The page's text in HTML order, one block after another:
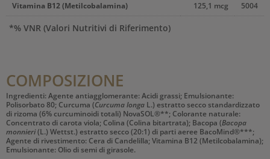
Vitamina B12 (Metilcobalamina)
125,1 mcg 5004
*% VNR (Valori Nutritivi di Riferimento)
COMPOSIZIONE
Ingredienti: Agente antiagglomerante: Acidi grassi; Emulsionante:
Polisorbato 80; Curcuma (Curcuma longa L.) estratto secco standardizzato
di rizoma (6% curcuminoidi totali) NovaSOL®**; Colorante naturale:
Concentrato di carota viola; Colina (Colina bitartrata); Bacopa (Bacopa
monnieri(L.) Wettst.) estratto secco (20:1) di parti aeree BacoMind®***;
Agente di rivestimento: Cera di Candelilla; Vitamina B12 (Metilcobalamina);
Emulsionante: Olio di semi di girasole.